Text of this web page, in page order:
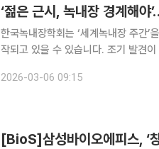
‘젊은 근시, 녹내장 경계해
한국녹내장학회는 ‘세계녹내장 주간
작되고 있을 수 있습니다. 조기 발견
가 주관하는 세계녹내장 주간으로, 3
2026-03-06 09:15
[BioS]삼성바이오에피스, ‘